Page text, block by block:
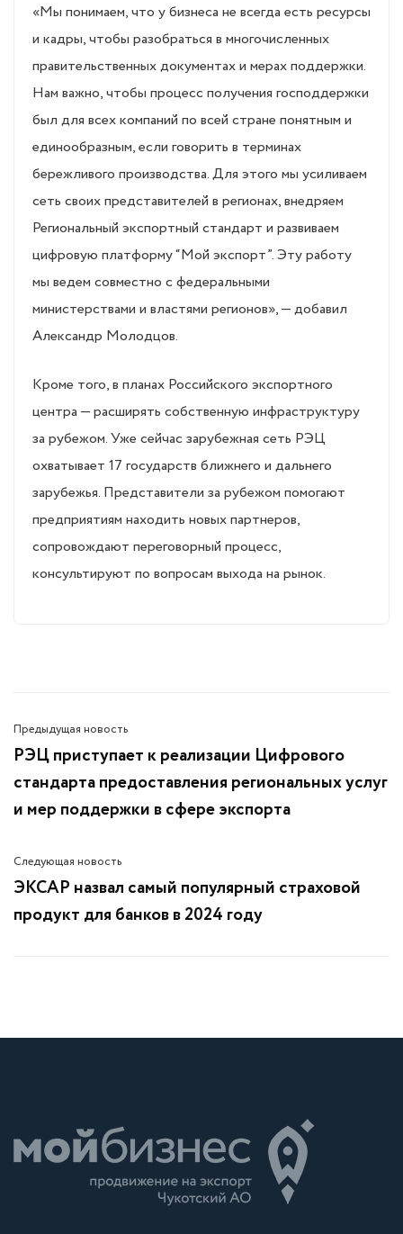
«Мы понимаем, что у бизнеса не всегда есть ресурсы
и кадры, чтобы разобраться в многочисленных
правительственных документах и мерах поддержки.
Нам важно, чтобы процесс получения господдержки
был для всех компаний по всей стране понятным и
единообразным, если говорить в терминах
бережливого производства. Для этого мы усиливаем
сеть своих представителей в регионах, внедряем
Региональный экспортный стандарт и развиваем
цифровую платформу “Мой экспорт”. Эту работу
мы ведем совместно с федеральными
министерствами и властями регионов», — добавил
Александр Молодцов.
Кроме того, в планах Российского экспортного
центра — расширять собственную инфраструктуру
за рубежом. Уже сейчас зарубежная сеть РЭЦ
охватывает 17 государств ближнего и дальнего
зарубежья. Представители за рубежом помогают
предприятиям находить новых партнеров,
сопровождают переговорный процесс,
консультируют по вопросам выхода на рынок.
Предыдущая новость
РЭЦ приступает к реализации Цифрового
стандарта предоставления региональных услуг
и мер поддержки в сфере экспорта
Следующая новость
ЭКСАР назвал самый популярный страховой
продукт для банков в 2024 году